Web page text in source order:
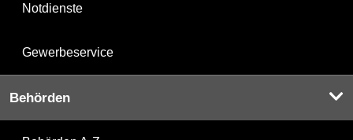
Notdienste
Gewerbeservice
Behörden